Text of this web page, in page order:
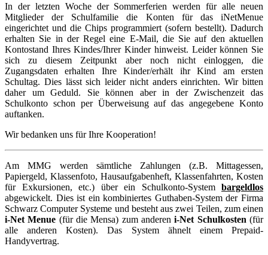
In der letzten Woche der Sommerferien werden für alle neuen
Mitglieder der Schulfamilie die Konten für das iNetMenue
eingerichtet und die Chips programmiert (sofern bestellt). Dadurch
erhalten Sie in der Regel eine E-Mail, die Sie auf den aktuellen
Kontostand Ihres Kindes/Ihrer Kinder hinweist. Leider können Sie
sich zu diesem Zeitpunkt aber noch nicht einloggen, die
Zugangsdaten erhalten Ihre Kinder/erhält ihr Kind am ersten
Schultag. Dies lässt sich leider nicht anders einrichten. Wir bitten
daher um Geduld. Sie können aber in der Zwischenzeit das
Schulkonto schon per Überweisung auf das angegebene Konto
auftanken.
Wir bedanken uns für Ihre Kooperation!
Am MMG werden sämtliche Zahlungen (z.B. Mittagessen,
Papiergeld, Klassenfoto, Hausaufgabenheft, Klassenfahrten, Kosten
für Exkursionen, etc.) über ein Schulkonto-System bargeldlos
abgewickelt. Dies ist ein kombiniertes Guthaben-System der Firma
Schwarz Computer Systeme und besteht aus zwei Teilen, zum einen
i-Net Menue (für die Mensa) zum andereni-Net Schulkosten (für
alle anderen Kosten). Das System ähnelt einem Prepaid-
Handyvertrag.